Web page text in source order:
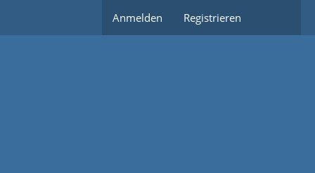
Anmelden Registrieren